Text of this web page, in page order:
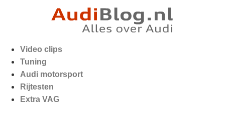
Video clips
Tuning
Audi motorsport
Rijtesten
Extra VAG